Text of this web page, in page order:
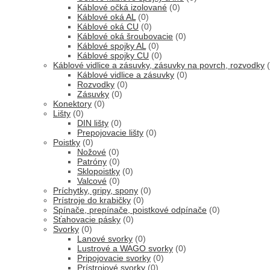
Káblové očká izolované (0)
Káblové oká AL (0)
Káblové oká CU (0)
Káblové oká šroubovacie (0)
Káblové spojky AL (0)
Káblové spojky CU (0)
Káblové vidlice a zásuvky, zásuvky na povrch, rozvodky
Káblové vidlice a zásuvky (0)
Rozvodky (0)
Zásuvky (0)
Konektory (0)
Lišty (0)
DIN lišty (0)
Prepojovacie lišty (0)
Poistky (0)
Nožové (0)
Patróny (0)
Sklopoistky (0)
Valcové (0)
Príchytky, gripy, spony (0)
Prístroje do krabičky (0)
Spínače, prepínače, poistkové odpínače (0)
Sťahovacie pásky (0)
Svorky (0)
Lanové svorky (0)
Lustrové a WAGO svorky (0)
Pripojovacie svorky (0)
Prístrojové svorky (0)